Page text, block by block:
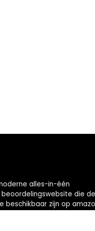
alles-in-één
die de
beschikbaar zijn op